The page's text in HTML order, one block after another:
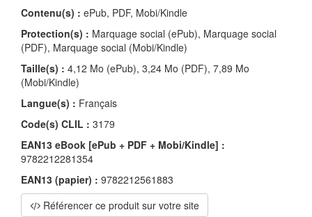
Contenu(s) : ePub, PDF, Mobi/Kindle
Protection(s) : Marquage social (ePub), Marquage social
(PDF), Marquage social (Mobi/Kindle)
Taille(s) : 4,12 Mo (ePub), 3,24 Mo (PDF), 7,89 Mo
(Mobi/Kindle)
Langue(s) : Français
Code(s) CLIL : 3179
EAN13 eBook [ePub + PDF + Mobi/Kindle] :
9782212281354
EAN13 (papier) : 9782212561883
Référencer ce produit sur votre site